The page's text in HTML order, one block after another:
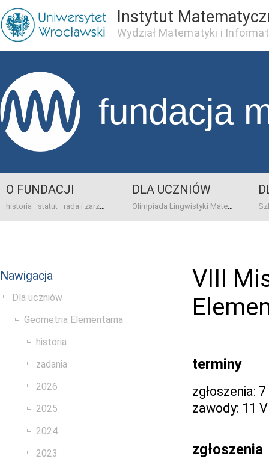
Instytut
Wydział Matematyki i
fundacja
O FUNDACJI
historia statut rada i zarząd dane bankowo-adresowe kontakt
DLA UCZNIÓW
Olimpiada Lingwistyki Matematycznej
Nawigacja
Dla uczniów
Geometria Elementarna
historia
zadania
2026
2025
2024
2023
VIII
terminy
zgłoszenia:
zawody: 11
zgłoszenia